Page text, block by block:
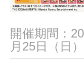
開催期間：
月25日（日）